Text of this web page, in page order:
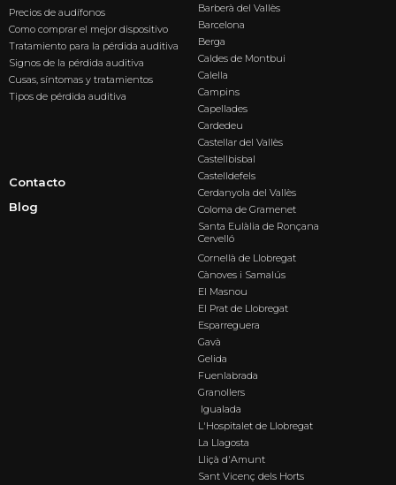
Precios de audífonos
Como comprar el mejor dispositivo
Tratamiento para la pérdida auditiva
Signos de la pérdida auditiva
Cusas, síntomas y tratamientos
Tipos de pérdida auditiva
Contacto
Blog
Barberà del Vallès
Barcelona
Berga
Caldes de Montbui
Calella
Campins
Capellades
Cardedeu
Castellar del Vallès
Castellbisbal
Castelldefels
Cerdanyola del Vallès
Coloma de Gramenet
Santa Eulàlia de Ronçana
Cervelló
Cornellà de Llobregat
Cànoves i Samalús
El Masnou
El Prat de Llobregat
Esparreguera
Gavà
Gelida
Fuenlabrada
Granollers
Igualada
L'Hospitalet de Llobregat
La Llagosta
Lliçà d'Amunt
Sant Vicenç dels Horts